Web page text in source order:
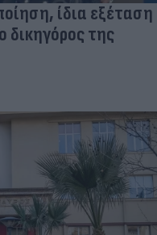
ίδια εξέταση
δικηγόρος της